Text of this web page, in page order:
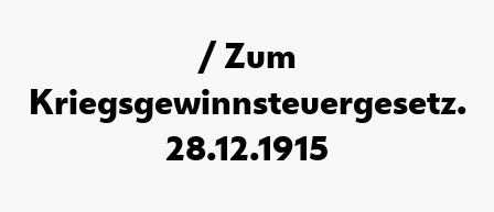
/ Zum
Kriegsgewinnsteuergesetz.
28.12.1915